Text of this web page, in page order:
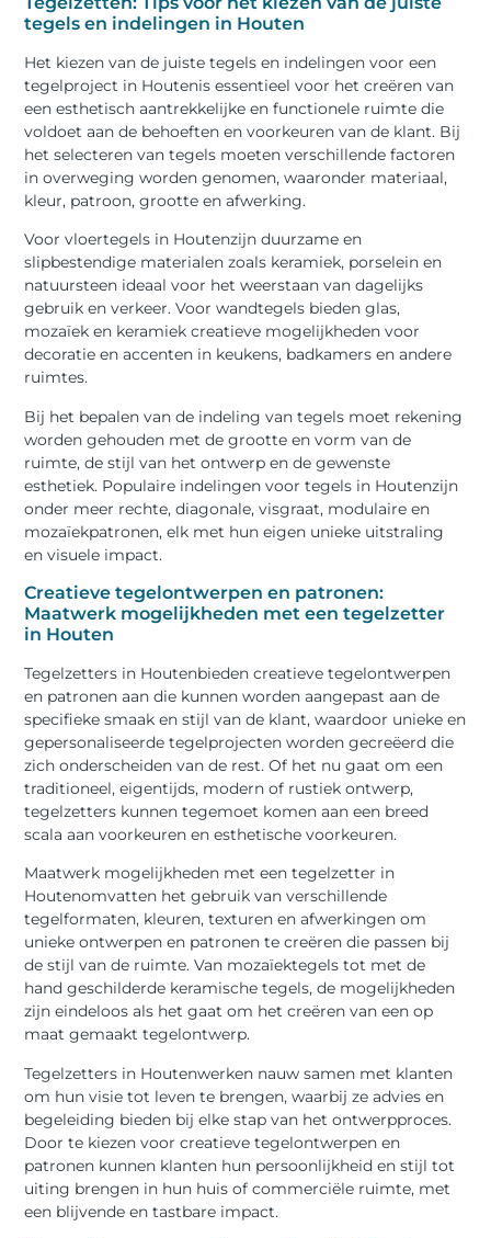
tegels en indelingen in Houten
Het kiezen van de juiste tegels en indelingen voor een
tegelproject in Houtenis essentieel voor het creëren van
een esthetisch aantrekkelijke en functionele ruimte die
voldoet aan de behoeften en voorkeuren van de klant. Bij
het selecteren van tegels moeten verschillende factoren
in overweging worden genomen, waaronder materiaal,
kleur, patroon, grootte en afwerking.
Voor vloertegels in Houtenzijn duurzame en
slipbestendige materialen zoals keramiek, porselein en
natuursteen ideaal voor het weerstaan ​​van dagelijks
gebruik en verkeer. Voor wandtegels bieden glas,
mozaïek en keramiek creatieve mogelijkheden voor
decoratie en accenten in keukens, badkamers en andere
ruimtes.
Bij het bepalen van de indeling van tegels moet rekening
worden gehouden met de grootte en vorm van de
ruimte, de stijl van het ontwerp en de gewenste
esthetiek. Populaire indelingen voor tegels in Houtenzijn
onder meer rechte, diagonale, visgraat, modulaire en
mozaïekpatronen, elk met hun eigen unieke uitstraling
en visuele impact.
Creatieve tegelontwerpen en patronen:
Maatwerk mogelijkheden met een tegelzetter
in Houten
Tegelzetters in Houtenbieden creatieve tegelontwerpen
en patronen aan die kunnen worden aangepast aan de
specifieke smaak en stijl van de klant, waardoor unieke en
gepersonaliseerde tegelprojecten worden gecreëerd die
zich onderscheiden van de rest. Of het nu gaat om een
traditioneel, eigentijds, modern of rustiek ontwerp,
tegelzetters kunnen tegemoet komen aan een breed
scala aan voorkeuren en esthetische voorkeuren.
Maatwerk mogelijkheden met een tegelzetter in
Houtenomvatten het gebruik van verschillende
tegelformaten, kleuren, texturen en afwerkingen om
unieke ontwerpen en patronen te creëren die passen bij
de stijl van de ruimte. Van mozaïektegels tot met de
hand geschilderde keramische tegels, de mogelijkheden
zijn eindeloos als het gaat om het creëren van een op
maat gemaakt tegelontwerp.
Tegelzetters in Houtenwerken nauw samen met klanten
om hun visie tot leven te brengen, waarbij ze advies en
begeleiding bieden bij elke stap van het ontwerpproces.
Door te kiezen voor creatieve tegelontwerpen en
patronen kunnen klanten hun persoonlijkheid en stijl tot
uiting brengen in hun huis of commerciële ruimte, met
een blijvende en tastbare impact.